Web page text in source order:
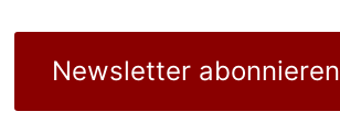
Newsletter abonnieren